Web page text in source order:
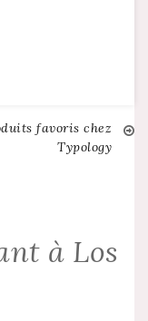
favoris chez
Typology
à Los